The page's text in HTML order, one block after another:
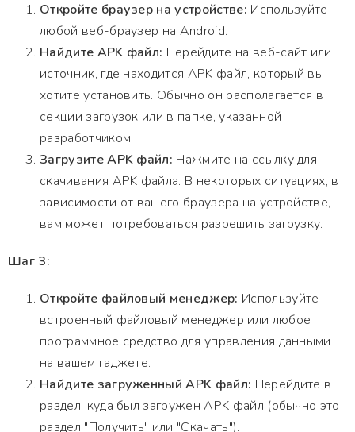
Откройте браузер на устройстве: Используйте
любой веб-браузер на Android.
Найдите APK файл: Перейдите на веб-сайт или
источник, где находится APK файл, который вы
хотите установить. Обычно он располагается в
секции загрузок или в папке, указанной
разработчиком.
Загрузите APK файл: Нажмите на ссылку для
скачивания APK файла. В некоторых ситуациях, в
зависимости от вашего браузера на устройстве,
вам может потребоваться разрешить загрузку.
Шаг 3:
Откройте файловый менеджер: Используйте
встроенный файловый менеджер или любое
программное средство для управления данными
на вашем гаджете.
Найдите загруженный APK файл: Перейдите в
раздел, куда был загружен APK файл (обычно это
раздел "Получить" или "Скачать").